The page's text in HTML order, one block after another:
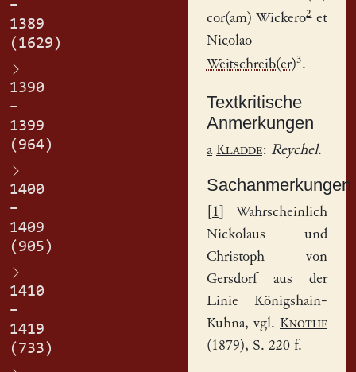
–
1389
(1629)
1390
–
1399
(964)
1400
–
1409
(905)
1410
–
1419
(733)
cor(am) Wickero2et
Nicolao
Weitschreib(er)3.
Textkritische
Anmerkungen
a Kladde: Reychel.
Sachanmerkungen
1
] Wahrscheinlich
Nickolaus und
Christoph von
Gersdorf aus der
Linie Königshain-
Kuhna, vgl. Knothe
(1879), S. 220 f.